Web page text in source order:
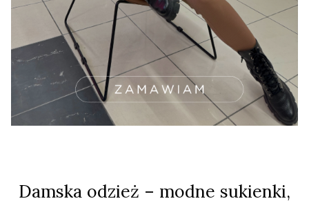
Damska odzież – modne sukienki,